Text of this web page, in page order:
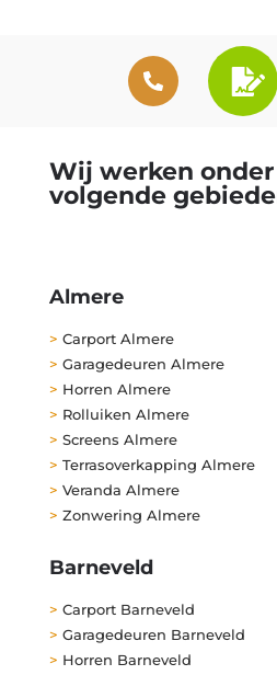
Wij werken
volgende
Almere
> Carport Almere
> Garagedeuren Almere
> Horren Almere
> Rolluiken Almere
> Screens Almere
> Terrasoverkapping Almere
> Veranda Almere
> Zonwering Almere
Barneveld
> Carport Barneveld
> Garagedeuren Barneveld
> Horren Barneveld